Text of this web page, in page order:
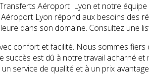
Aéroport Lyon et notre
Lyon répond aux besoins des
dans son domaine. Consultez une
confort et facilité. Nous sommes
succès est dû à notre travail acharné
service de qualité et à un prix